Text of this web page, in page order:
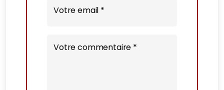
Votre email *
Votre commentaire *